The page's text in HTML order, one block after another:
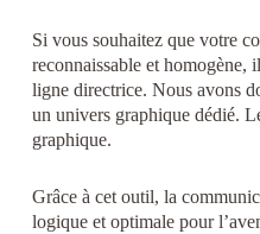
Si vous souhaitez que votre
reconnaissable et homogène,
ligne directrice. Nous avons
un univers graphique dédié.
graphique.
Grâce à cet outil, la
logique et optimale pour